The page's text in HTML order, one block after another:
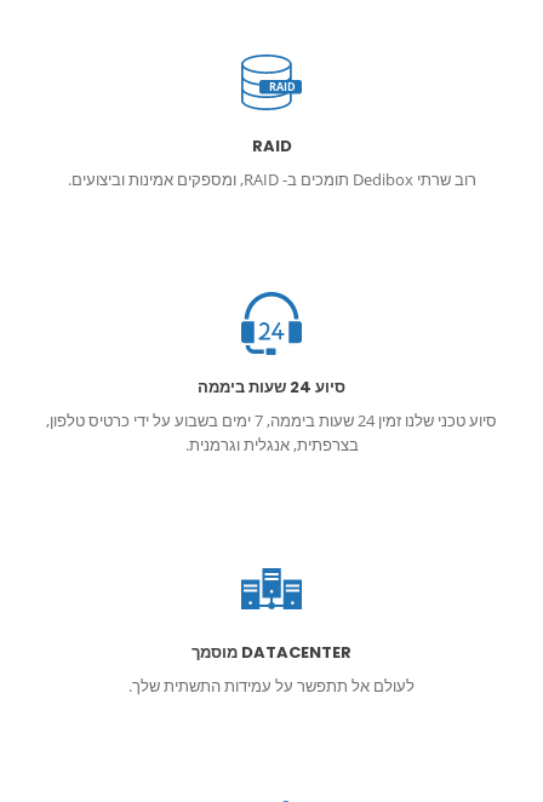
RAID
RAID
רוב שרתי Dedibox תומכים ב- RAID, ומספקים אמינות וביצועים.
סיוע 24 שעות ביממה
סיוע טכני שלנו זמין 24 שעות ביממה, 7 ימים בשבוע על ידי כרטיס טלפון,
בצרפתית, אנגלית וגרמנית.
DATACENTER מוסמך
לעולם אל תתפשר על עמידות התשתית שלך.